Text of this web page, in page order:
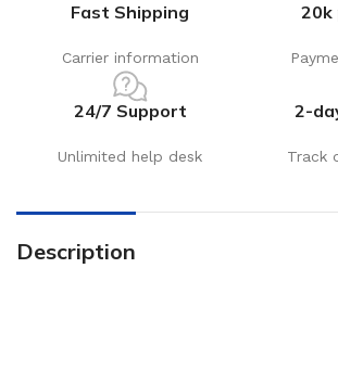
Fast Shipping
Carrier information
20k
24/7 Support
Unlimited help desk
2-
Track
Description